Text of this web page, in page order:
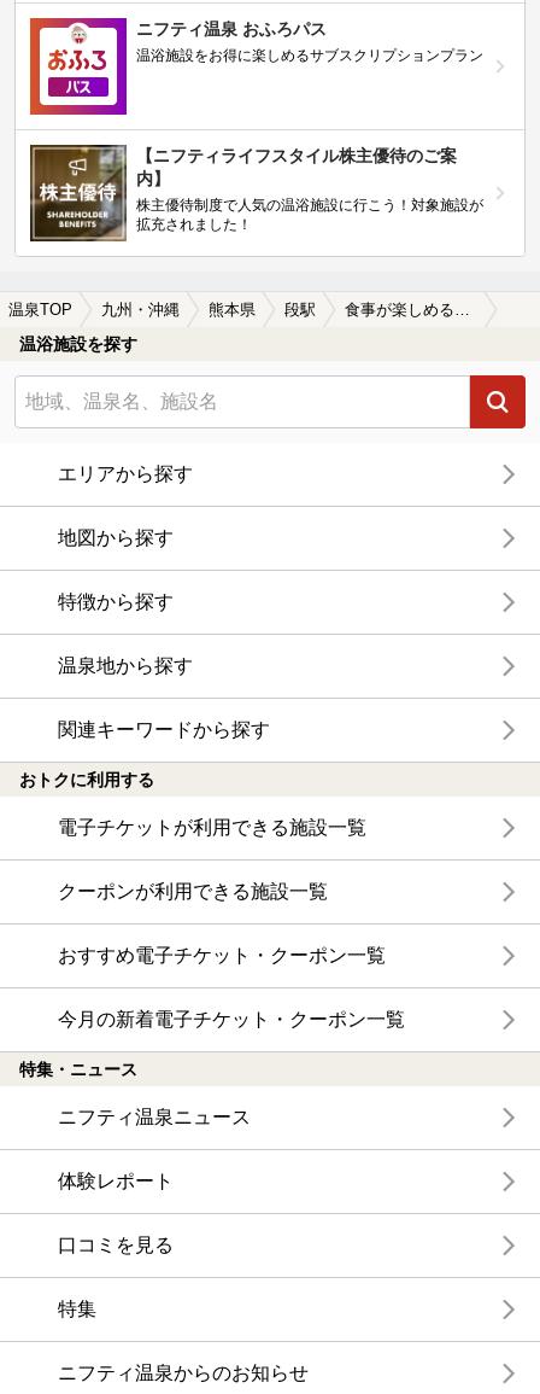
ニフティ温泉 おふろパス
温浴施設をお得に楽しめるサブスクリプションプラン
【ニフティライフスタイル株主優待のご案
内】
株主優待制度で人気の温浴施設に行こう！対象施設が
拡充されました！
温泉TOP 九州・沖縄 熊本県 段駅 食事が楽しめる段駅近くの温泉、日帰り温泉、スーパー銭湯おすすめ
温浴施設を探す
エリアから探す
地図から探す
特徴から探す
温泉地から探す
関連キーワードから探す
おトクに利用する
電子チケットが利用できる施設一覧
クーポンが利用できる施設一覧
おすすめ電子チケット・クーポン一覧
今月の新着電子チケット・クーポン一覧
特集・ニュース
ニフティ温泉ニュース
体験レポート
口コミを見る
特集
ニフティ温泉からのお知らせ